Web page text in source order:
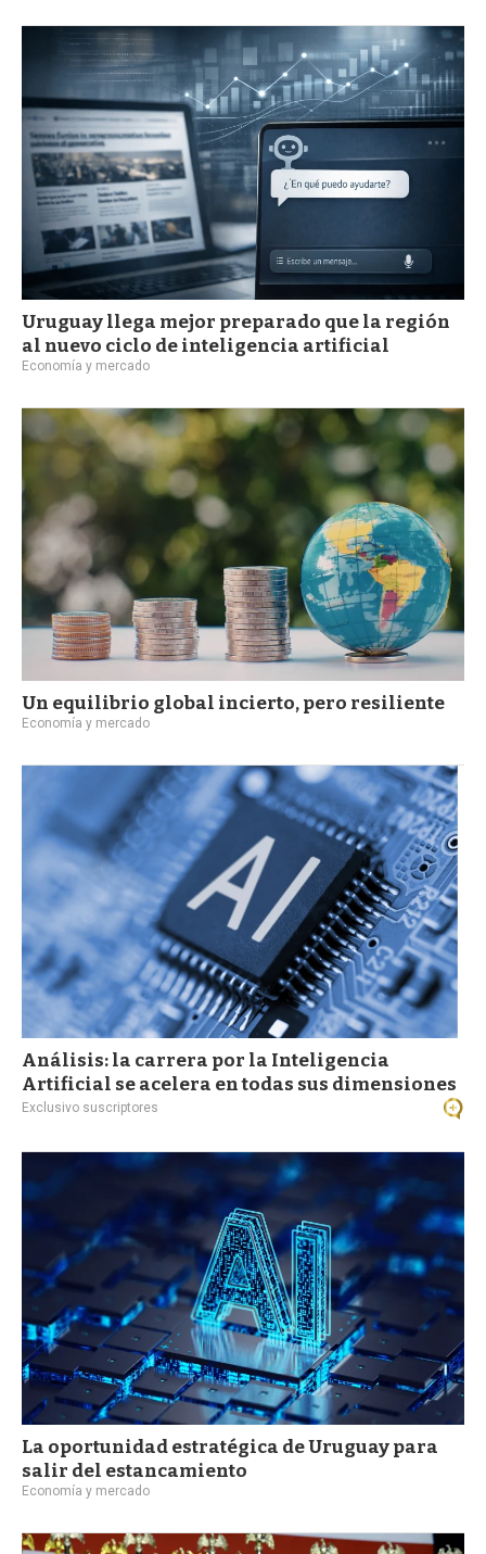
Uruguay llega mejor preparado que la región
al nuevo ciclo de inteligencia artificial
Economía y mercado
Un equilibrio global incierto, pero resiliente
Economía y mercado
Análisis: la carrera por la Inteligencia
Artificial se acelera en todas sus dimensiones
Exclusivo suscriptores
La oportunidad estratégica de Uruguay para
salir del estancamiento
Economía y mercado